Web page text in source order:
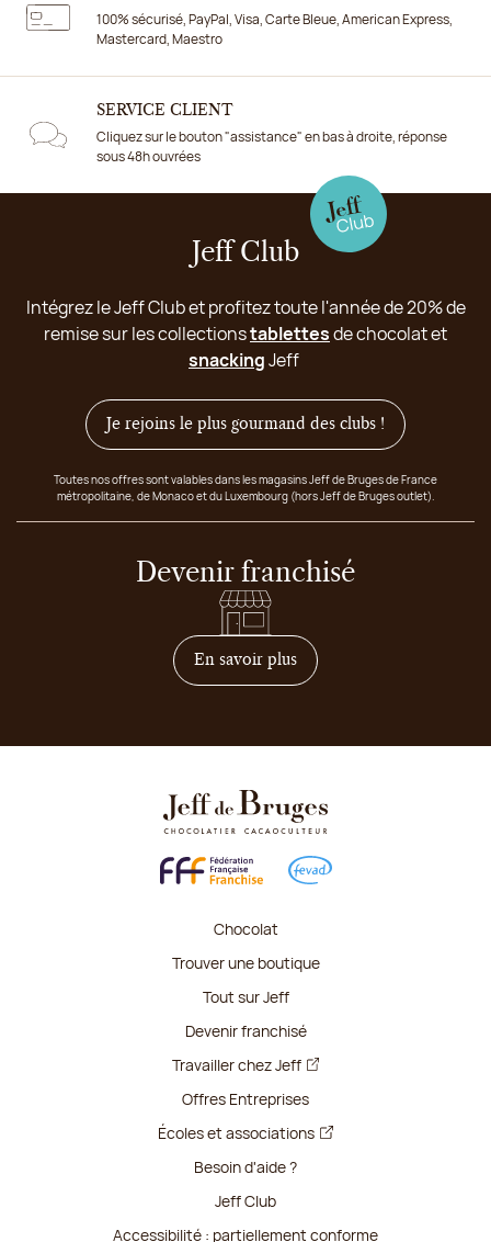
100% sécurisé, PayPal, Visa, Carte Bleue, American Express,
Mastercard, Maestro
SERVICE CLIENT
Cliquez sur le bouton "assistance" en bas à droite, réponse
sous 48h ouvrées
Jeff Club
Intégrez le Jeff Club et profitez toute l'année de 20% de
remise sur les collectionstablettesde chocolat et
snackingJeff
Je rejoins le plus gourmand des clubs !
Toutes nos offres sont valables dans les magasins Jeff de Bruges de France
métropolitaine, de Monaco et du Luxembourg (hors Jeff de Bruges outlet).
Devenir franchisé
En savoir plussur comment devenir
Chocolat
Trouver une boutique
Tout sur Jeff
Devenir franchisé
Travailler chez Jeff
Offres Entreprises
Écoles et associations
Besoin d'aide ?
Jeff Club
Accessibilité : partiellement conforme